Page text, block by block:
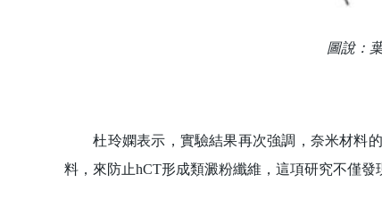
圖說：
杜玲嫻表示，實驗結果再次強調，奈米材料的
料，來防止hCT形成類澱粉纖維，這項研究不僅